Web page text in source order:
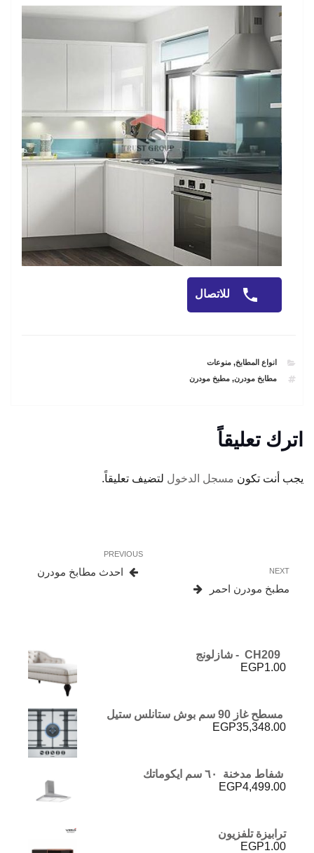
للاتصال
CATEGORIES
انواع المطابخ,منوعات
TAGS
مطابخ مودرن,مطبخ مودرن
اترك تعليقاً
يجب أنت تكون مسجل الدخول لتضيف تعليقاً.
المقالات
Previous
Post
PREVIOUS
احدث مطابخ مودرن
Next
Post
NEXT
مطبخ مودرن احمر
EGP1.00
مسطح غاز 90 سم بوش ستانلس ستيل
EGP35,348.00
شفاط مدخنة ٦٠ سم ايكوماتك
EGP4,499.00
ترابيزة تلفزيون
EGP1.00